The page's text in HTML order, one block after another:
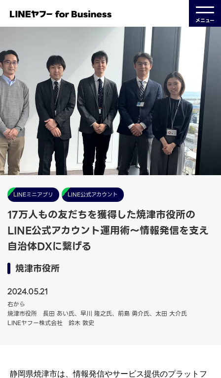
メニュー
LINEミニアプリ LINE公式アカウント
17万人もの友だちを獲得した焼津市役所の
LINE公式アカウント運用術〜情報発信を支え
自治体DXに繋げる
焼津市役所
2024.05.21
右から
焼津市役所 長田 あい氏、早川 隆之氏、前島 勇介氏、太田 大介氏
LINEヤフー株式会社 鈴木 敦史
静岡県焼津市は、情報発信やサービス提供のプラットフ